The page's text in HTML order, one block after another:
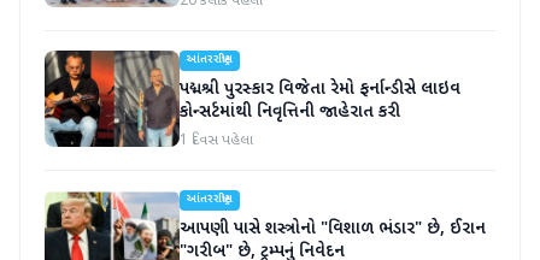
આંતરરાષ્ટ્રીય
પદ્મશ્રી પુરસ્કાર વિજેતા રેમો ફર્નાન્ડીસે લાઇવ
કોન્સર્ટમાંથી નિવૃત્તિની જાહેરાત કરી
1 દિવસ પહેલા
આંતરરાષ્ટ્રીય
આપણી પાસે શસ્ત્રોનો "વિશાળ ભંડાર" છે, ઈરાન
"ગરીબ" છે, ટ્રમ્પનું નિવેદન